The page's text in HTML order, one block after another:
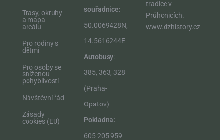
Trasy, okruhy
a mapa
areálu
Pro rodiny s
dětmi
Pro osoby se
sníženou
pohyblivostí
Návštěvní řád
Zásady
cookies (EU)
souřadnice:
50.0069428N,
14.5616244E
Autobusy:
385, 363, 328
(Praha-
Opatov)
Pokladna:
605 205 959
tradice v
Průhonicích.​
www.dzhistory.cz